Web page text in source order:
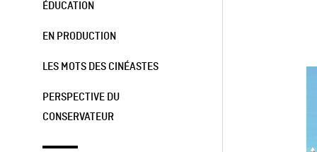
ÉDUCATION
EN PRODUCTION
LES MOTS DES CINÉASTES
PERSPECTIVE DU
CONSERVATEUR